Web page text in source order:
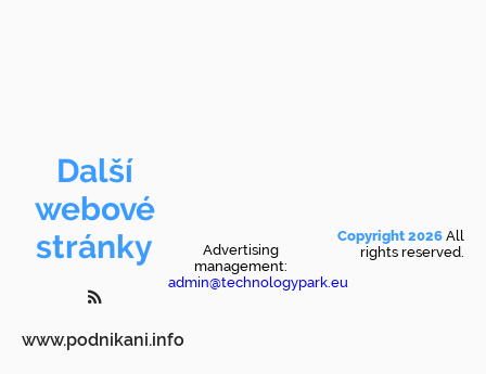
Další
webové
stránky
www.podnikani.info
Advertising
management:
admin@technologypark.eu
Copyright 2026 All
rights reserved.